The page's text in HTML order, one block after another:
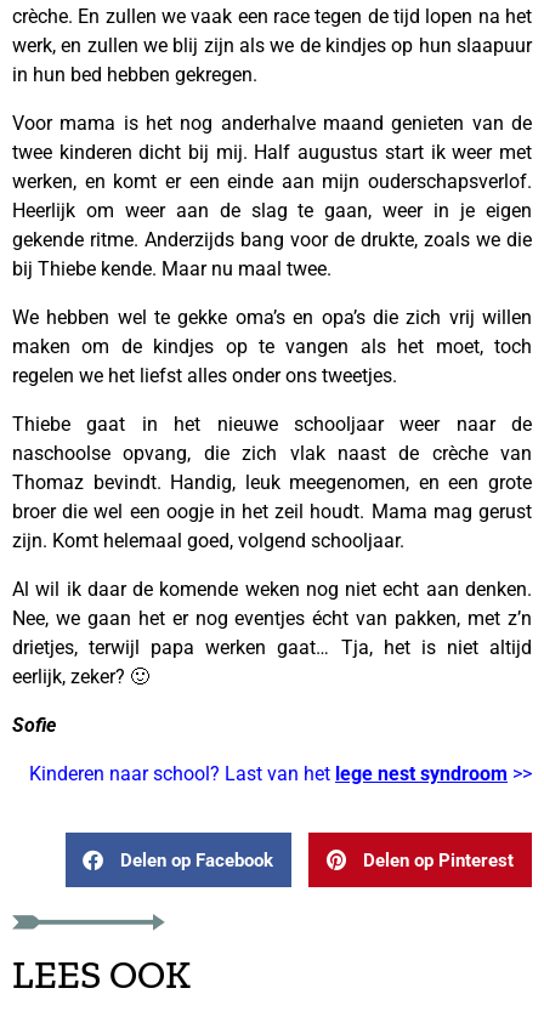
crèche. En zullen we vaak een race tegen de tijd lopen na het
werk, en zullen we blij zijn als we de kindjes op hun slaapuur
in hun bed hebben gekregen.
Voor mama is het nog anderhalve maand genieten van de
twee kinderen dicht bij mij. Half augustus start ik weer met
werken, en komt er een einde aan mijn ouderschapsverlof.
Heerlijk om weer aan de slag te gaan, weer in je eigen
gekende ritme. Anderzijds bang voor de drukte, zoals we die
bij Thiebe kende. Maar nu maal twee.
We hebben wel te gekke oma’s en opa’s die zich vrij willen
maken om de kindjes op te vangen als het moet, toch
regelen we het liefst alles onder ons tweetjes.
Thiebe gaat in het nieuwe schooljaar weer naar de
naschoolse opvang, die zich vlak naast de crèche van
Thomaz bevindt. Handig, leuk meegenomen, en een grote
broer die wel een oogje in het zeil houdt. Mama mag gerust
zijn. Komt helemaal goed, volgend schooljaar.
Al wil ik daar de komende weken nog niet echt aan denken.
Nee, we gaan het er nog eventjes écht van pakken, met z’n
drietjes, terwijl papa werken gaat… Tja, het is niet altijd
eerlijk, zeker? 🙂
Sofie
Kinderen naar school? Last van het lege nest syndroom >>
Delen op Facebook Delen op Pinterest
LEES OOK